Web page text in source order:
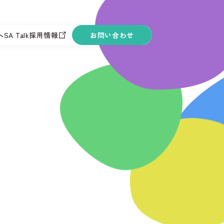
SA Talk採用情報 お問い合わせ